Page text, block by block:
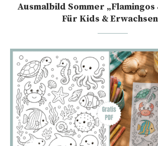
Ausmalbild Sommer „Flamingos
Für Kids &